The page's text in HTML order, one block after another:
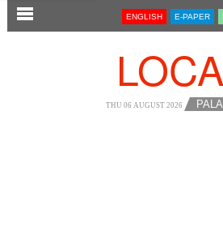
SECTIONS ENGLISH E-PAPER
THU 06 AUGUST 2026